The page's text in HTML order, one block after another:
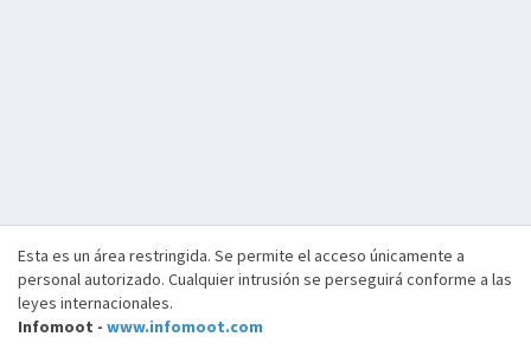
Esta es un área restringida. Se permite el acceso únicamente a
personal autorizado. Cualquier intrusión se perseguirá conforme a las
leyes internacionales.
Infomoot - www.infomoot.com